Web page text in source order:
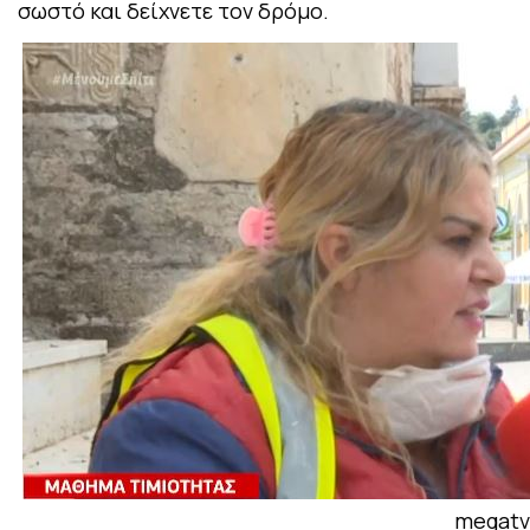
σωστό και δείχνετε τον δρόμο.